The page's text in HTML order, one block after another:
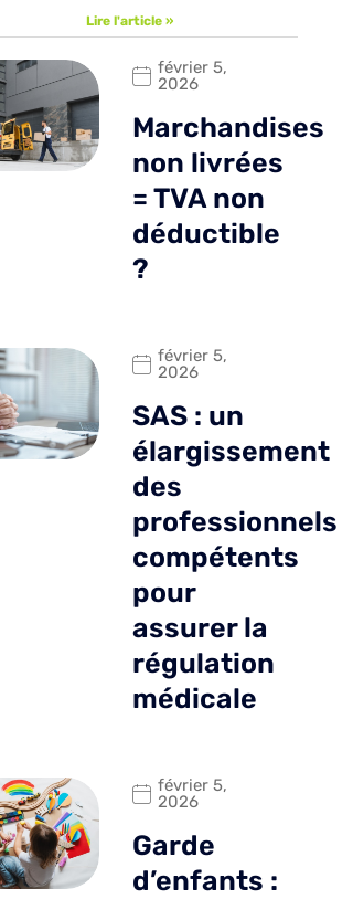
Lire l'article »
février 5,
2026
Marchandises
non livrées
= TVA non
déductible
?
février 5,
2026
SAS : un
élargissement
des
professionnels
compétents
pour
assurer la
régulation
médicale
février 5,
2026
Garde
d’enfants :